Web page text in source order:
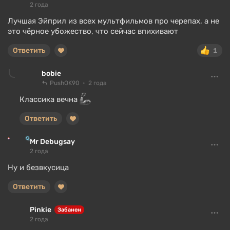
2 года
Лучшая Эйприл из всех мультфильмов про черепах, а не
это чёрное убожество, что сейчас впихивают
1
Ответить
bobie
PushOK90 2 года
Классика вечна
Ответить
Mr Debugsay
2 года
Ну и безвкусица
Ответить
Pinkie Забанен
2 года